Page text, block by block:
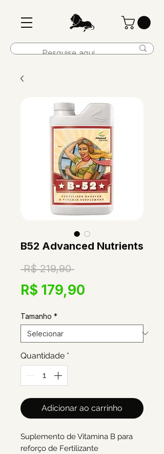
B52 Advanced Nutrients
R$ 219,90 Preço
normal
R$ 179,90
Tamanho *
Quantidade *
Adicionar ao carrinho
Suplemento de Vitamina B para
reforço de Fertilizante